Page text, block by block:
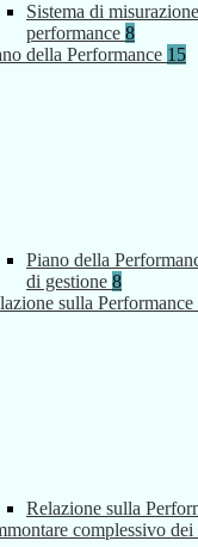
Sistema di
performance 8
della Performance 15
Piano della
di gestione 8
sulla Performance
Relazione sulla
complessivo dei